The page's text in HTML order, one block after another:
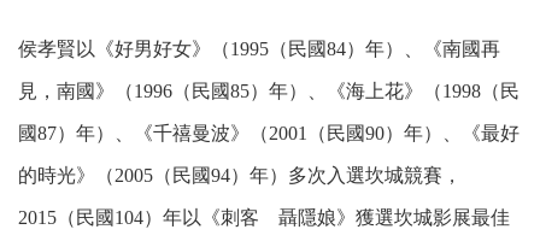
侯孝賢以《好男好女》（1995（民國84）年）、《南國再
見，南國》（1996（民國85）年）、《海上花》（1998（民
國87）年）、《千禧曼波》（2001（民國90）年）、《最好
的時光》（2005（民國94）年）多次入選坎城競賽，
2015（民國104）年以《刺客 聶隱娘》獲選坎城影展最佳